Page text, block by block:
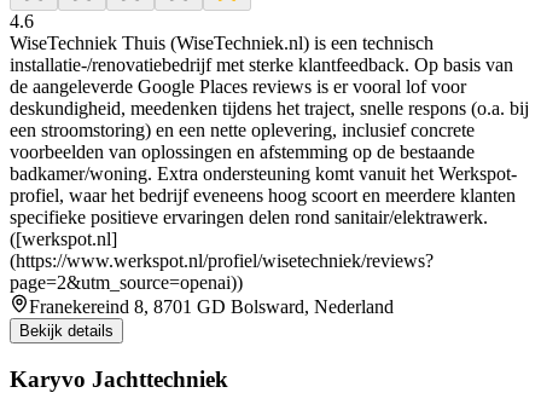
4.6
WiseTechniek Thuis (WiseTechniek.nl) is een technisch
installatie-/renovatiebedrijf met sterke klantfeedback. Op basis van
de aangeleverde Google Places reviews is er vooral lof voor
deskundigheid, meedenken tijdens het traject, snelle respons (o.a. bij
een stroomstoring) en een nette oplevering, inclusief concrete
voorbeelden van oplossingen en afstemming op de bestaande
badkamer/woning. Extra ondersteuning komt vanuit het Werkspot-
profiel, waar het bedrijf eveneens hoog scoort en meerdere klanten
specifieke positieve ervaringen delen rond sanitair/elektrawerk.
([werkspot.nl]
(https://www.werkspot.nl/profiel/wisetechniek/reviews?
page=2&utm_source=openai))
Franekereind 8, 8701 GD Bolsward, Nederland
Bekijk details
Karyvo Jachttechniek